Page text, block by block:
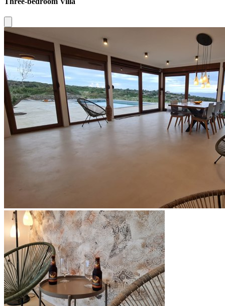
Close modal